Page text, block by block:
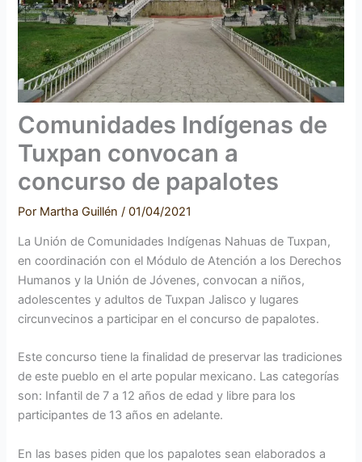
Comunidades Indígenas de
Tuxpan convocan a
concurso de papalotes
Por Martha Guillén /01/04/2021
La Unión de Comunidades Indígenas Nahuas de Tuxpan,
en coordinación con el Módulo de Atención a los Derechos
Humanos y la Unión de Jóvenes, convocan a niños,
adolescentes y adultos de Tuxpan Jalisco y lugares
circunvecinos a participar en el concurso de papalotes.
Este concurso tiene la finalidad de preservar las tradiciones
de este pueblo en el arte popular mexicano. Las categorías
son: Infantil de 7 a 12 años de edad y libre para los
participantes de 13 años en adelante.
En las bases piden que los papalotes sean elaborados a